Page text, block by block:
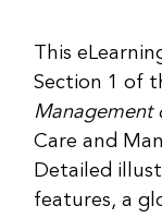
This
Section 1 of
Management
Care and
Detailed
features, a